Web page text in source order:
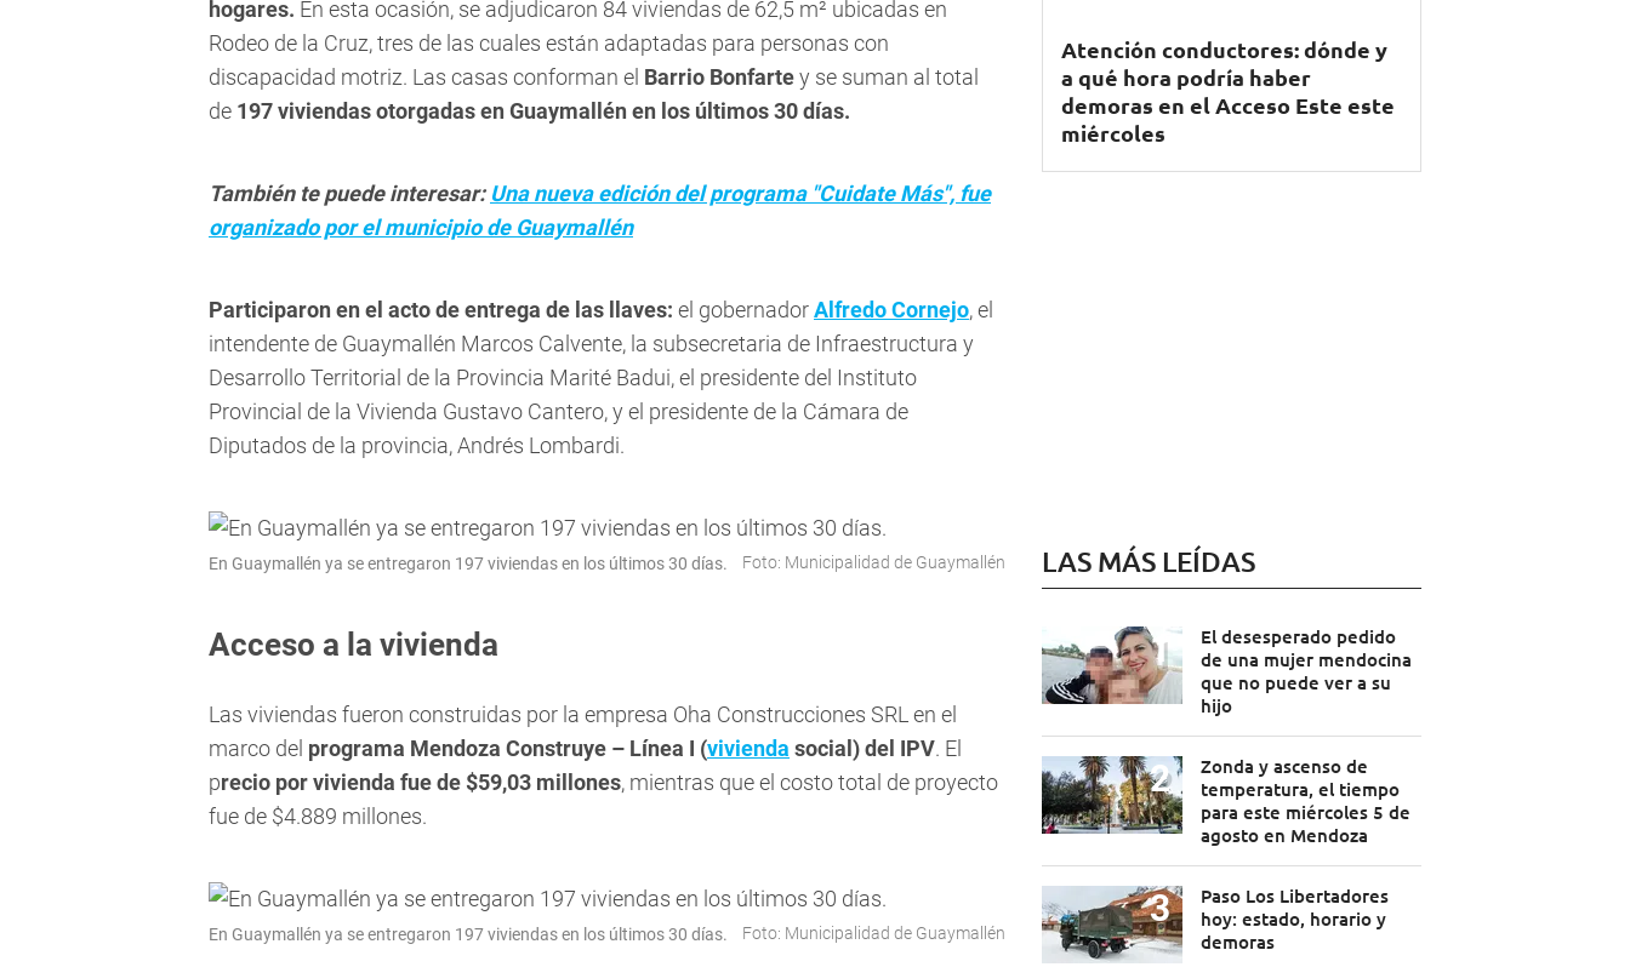
hogares. En esta ocasión, se adjudicaron 84 viviendas de 62,5 m² ubicadas en
Rodeo de la Cruz, tres de las cuales están adaptadas para personas con
discapacidad motriz. Las casas conforman el Barrio Bonfartey se suman al total
de 197 viviendas otorgadas en Guaymallén en los últimos 30 días.
También te puede interesar: Una nueva edición del programa "Cuidate Más", fue
organizado por el municipio de Guaymallén
Participaron en el acto de entrega de las llaves: el gobernadorAlfredo Cornejo, el
intendente de Guaymallén Marcos Calvente, la subsecretaria de Infraestructura y
Desarrollo Territorial de la Provincia Marité Badui, el presidente del Instituto
Provincial de la Vivienda Gustavo Cantero, y el presidente de la Cámara de
Diputados de la provincia, Andrés Lombardi.
En Guaymallén ya se entregaron 197 viviendas en los últimos 30 días. Foto: Municipalidad de Guaymallén
Acceso a la vivienda
Las viviendas fueron construidas por la empresa Oha Construcciones SRL en el
marco del programa Mendoza Construye – Línea I (vivienda social) del IPV. El
precio por vivienda fue de $59,03 millones, mientras que el costo total de proyecto
fue de $4.889 millones.
En Guaymallén ya se entregaron 197 viviendas en los últimos 30 días. Foto: Municipalidad de Guaymallén
Atención conductores: dónde y
a qué hora podría haber
demoras en el Acceso Este este
miércoles
LAS MÁS LEÍDAS
El desesperado pedido
de una mujer mendocina
que no puede ver a su
hijo
Zonda y ascenso de
temperatura, el tiempo
para este miércoles 5 de
agosto en Mendoza
Paso Los Libertadores
hoy: estado, horario y
demoras